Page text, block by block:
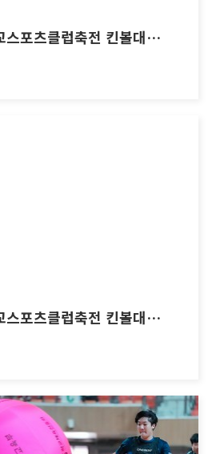
스포츠클럽축전 킨볼대…
스포츠클럽축전 킨볼대…
축전 킨볼대…